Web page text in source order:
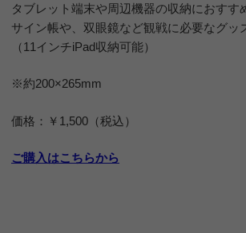
タブレット端末や周辺機器の収納におすす
サイン帳や、双眼鏡など観戦に必要なグッ
（11インチiPad収納可能）
※約200×265mm
価格：￥1,500（税込）
ご購入はこちらから